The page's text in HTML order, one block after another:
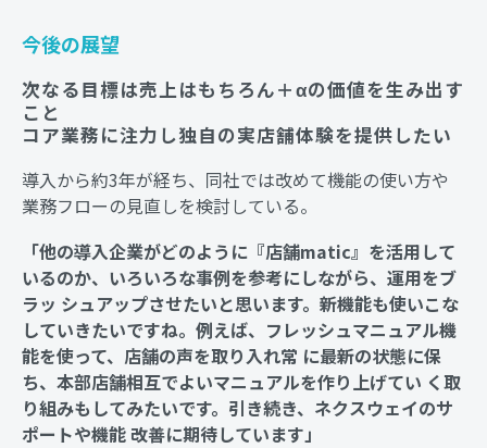
今後の展望
次なる目標は売上はもちろん＋αの価値を生み出す
こと
コア業務に注力し独自の実店舗体験を提供したい
導入から約3年が経ち、同社では改めて機能の使い方や
業務フローの見直しを検討している。
「他の導入企業がどのように『店舗matic』を活用して
いるのか、いろいろな事例を参考にしながら、運用をブ
ラッ シュアップさせたいと思います。新機能も使いこな
していきたいですね。例えば、フレッシュマニュアル機
能を使って、店舗の声を取り入れ常 に最新の状態に保
ち、本部店舗相互でよいマニュアルを作り上げてい く取
り組みもしてみたいです。引き続き、ネクスウェイのサ
ポートや機能 改善に期待しています」